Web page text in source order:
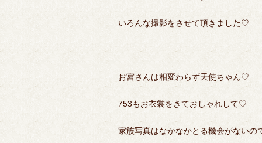
いろんな撮影をさせて頂きました♡
お宮さんは相変わらず天使ちゃん♡
753もお衣裳をきておしゃれして♡
家族写真はなかなかとる機会がないの